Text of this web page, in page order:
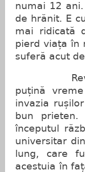
numai 12
de hrănit. E
mai ridicată
pierd viața în
suferă acut
Revenind
puțină
invazia
bun prieten.
începutul
universitar
lung, care
acestuia în